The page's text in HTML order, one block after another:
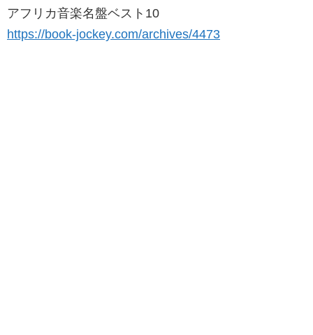
アフリカ音楽名盤ベスト10
https://book-jockey.com/archives/4473